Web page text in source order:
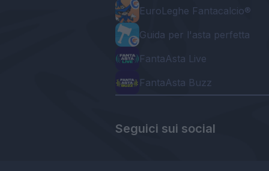
EuroLeghe Fantacalcio®
Guida per l'asta perfetta
FantaAsta Live
FantaAsta Buzz
Seguici sui social